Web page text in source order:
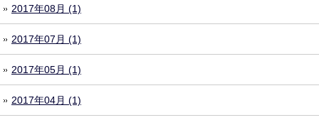
2017年08月 (1)
2017年07月 (1)
2017年05月 (1)
2017年04月 (1)